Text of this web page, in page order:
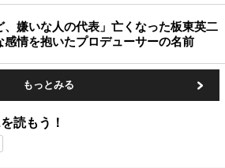
、嫌いな人の代表」亡くなった板東英二
感情を抱いたプロデューサーの名前
もっとみる
読もう！